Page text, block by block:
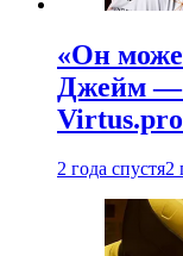
«Он
Джейм —
2 года спустя2